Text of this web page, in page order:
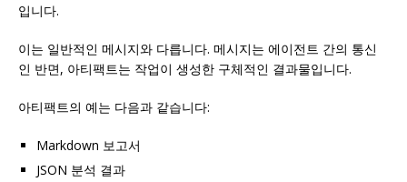
입니다.
이는 일반적인 메시지와 다릅니다. 메시지는 에이전트 간의 통신
인 반면, 아티팩트는 작업이 생성한 구체적인 결과물입니다.
아티팩트의 예는 다음과 같습니다:
Markdown 보고서
JSON 분석 결과